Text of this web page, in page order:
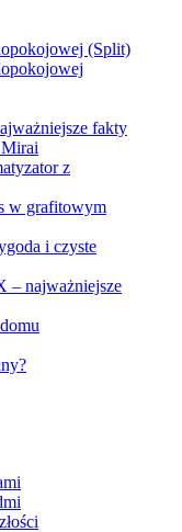
(Split)
fakty
z
w grafitowym
i czyste
– najważniejsze